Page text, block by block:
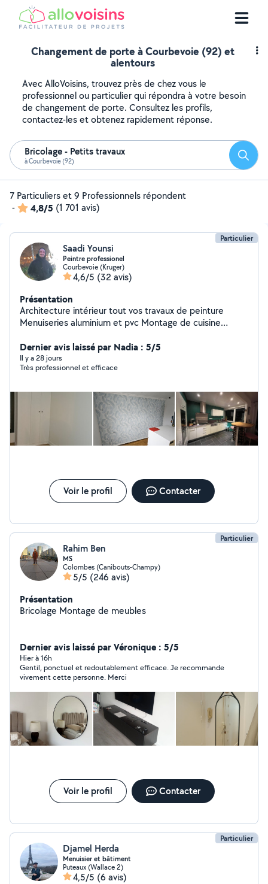
Changement de porte à Courbevoie (92) et
alentours
Avec AlloVoisins, trouvez près de chez vous le
professionnel ou particulier qui répondra à votre besoin
de changement de porte. Consultez les profils,
contactez-les et obtenez rapidement réponse.
Bricolage - Petits travaux
à Courbevoie (92)
7 Particuliers et 9 Professionnels répondent
-
4,8/5 (1 701 avis)
Particulier
Saadi Younsi
Peintre professionel
Courbevoie (Kruger)
4,6/5 (32 avis)
Présentation
Architecture intérieur tout vos travaux de peinture
Menuiseries aluminium et pvc Montage de cuisine
Dernier avis laissé par Nadia : 5/5
Il y a 28 jours
Très professionnel et efficace
Voir le profil Contacter
Particulier
Rahim Ben
MS
Colombes (Canibouts-Champy)
5/5 (246 avis)
Présentation
Bricolage Montage de meubles
Dernier avis laissé par Véronique : 5/5
Hier à 16h
Gentil, ponctuel et redoutablement efficace. Je recommande
vivement cette personne. Merci
Voir le profil Contacter
Particulier
Djamel Herda
Menuisier et bâtiment
Puteaux (Wallace 2)
4,5/5 (6 avis)